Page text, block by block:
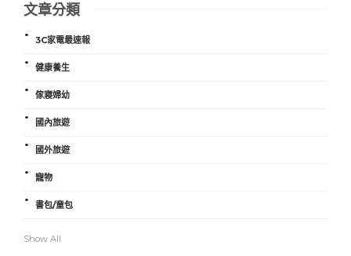
文章分類
3C家電最速報
健康養生
傢寢婦幼
國內旅遊
國外旅遊
寵物
書包/童包
Show All